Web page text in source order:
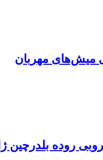
میش‌های مهربان‌‌
روده بلدرچین